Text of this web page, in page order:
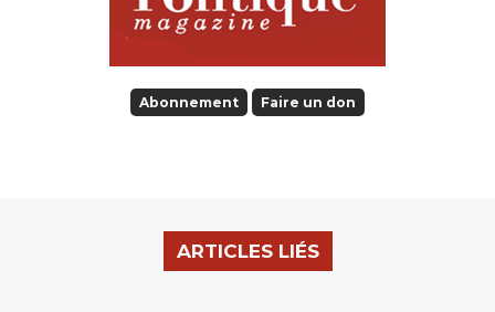
Abonnement Faire un don
ARTICLES LIÉS